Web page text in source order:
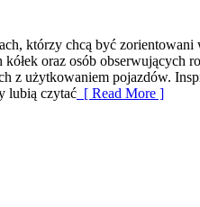
którzy chcą być
oraz osób obserwujących
z użytkowaniem pojazdów.
lubią czytać [ Read More ]